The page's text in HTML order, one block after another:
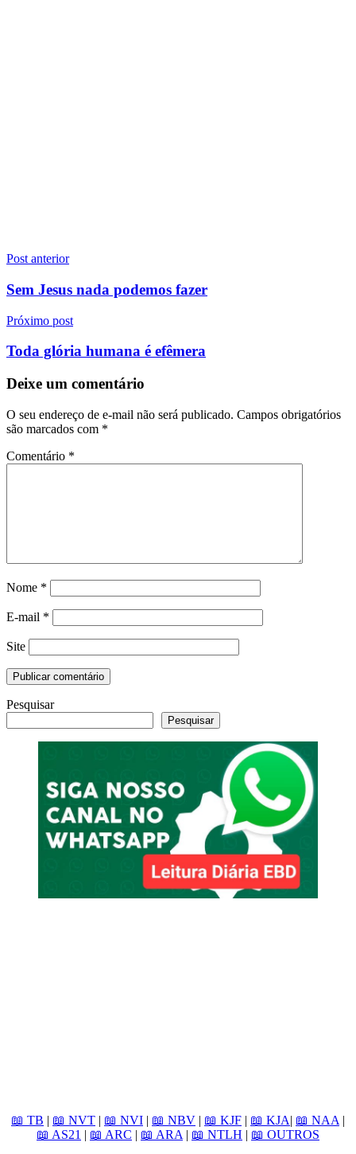
Navegação
de
Post anterior
Sem Jesus nada podemos fazer
Próximo post
Toda glória humana é efêmera
Deixe um comentário
O seu endereço de e-mail não será publicado. Campos obrigatórios
são marcados com *
Comentário *
Nome *
E-mail *
Site
Pesquisar
Pesquisar
📖 TB | 📖 NVT | 📖 NVI | 📖 NBV | 📖 KJF | 📖 KJA| 📖 NAA |
📖 AS21 | 📖 ARC | 📖 ARA | 📖 NTLH | 📖 OUTROS